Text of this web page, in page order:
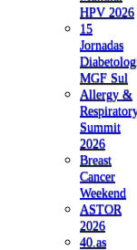
HPV 2026
15
Jornadas
MGF Sul
Allergy &
Summit
2026
Breast
Cancer
Weekend
ASTOR
2026
40.as